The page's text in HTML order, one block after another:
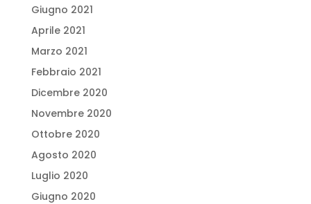
Giugno 2021
Aprile 2021
Marzo 2021
Febbraio 2021
Dicembre 2020
Novembre 2020
Ottobre 2020
Agosto 2020
Luglio 2020
Giugno 2020